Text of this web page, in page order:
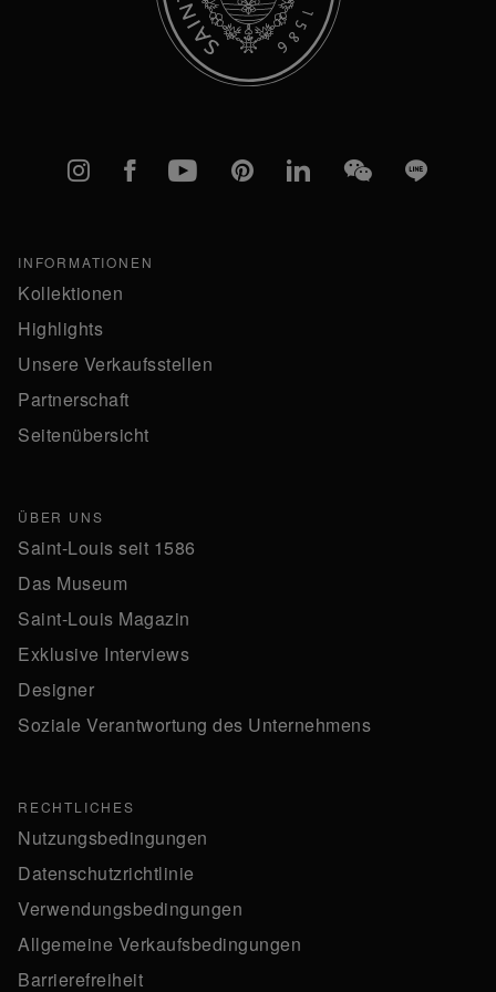
Instagram
FacebookYouTubePinterestlinkedInWeChatLine
INFORMATIONEN
Kollektionen
Highlights
Unsere Verkaufsstellen
Partnerschaft
Seitenübersicht
ÜBER UNS
Saint-Louis seit 1586
Das Museum
Saint-Louis Magazin
Exklusive Interviews
Designer
Soziale Verantwortung des Unternehmens
RECHTLICHES
Nutzungsbedingungen
Datenschutzrichtlinie
Verwendungsbedingungen
Allgemeine Verkaufsbedingungen
Barrierefreiheit